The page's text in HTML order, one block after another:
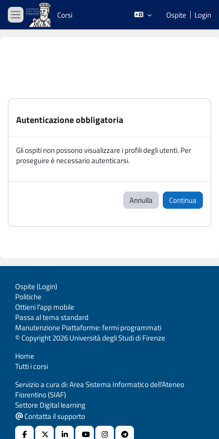
Vai al contenuto principale
Pannello laterale
Corsi Ospite Login
Autenticazione obbligatoria
Gli ospiti non possono visualizzare i profili degli utenti. Per
proseguire è necessario autenticarsi.
Annulla Continua
Ospite (Login)
Politiche
Ottieni l'app mobile
Passa al tema standard
Manutenzione Piattaforme: fermi programmati
© Copyright 2026 Università degli Studi di Firenze
Home
Tutti i corsi
Servizio a cura di: Area Sistema Informatico dell’Ateneo
Fiorentino (SIAF)
Settore Digital learning
Contatta il supporto